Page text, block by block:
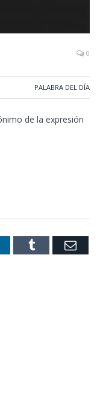
0
PALABRA DEL DÍA
de la expresión
Tumblr Email